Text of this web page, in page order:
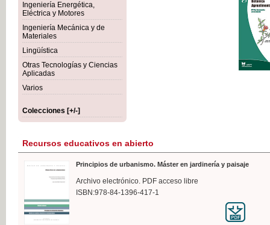
Ingeniería Energética,
Eléctrica y Motores
Ingeniería Mecánica y de
Materiales
Lingüística
Otras Tecnologías y Ciencias
Aplicadas
Varios
Colecciones [+/-]
IVA
Recursos educativos en abierto
Principios de urbanismo. Máster en jardinería y paisaje
Archivo electrónico. PDF acceso libre
ISBN:978-84-1396-417-1